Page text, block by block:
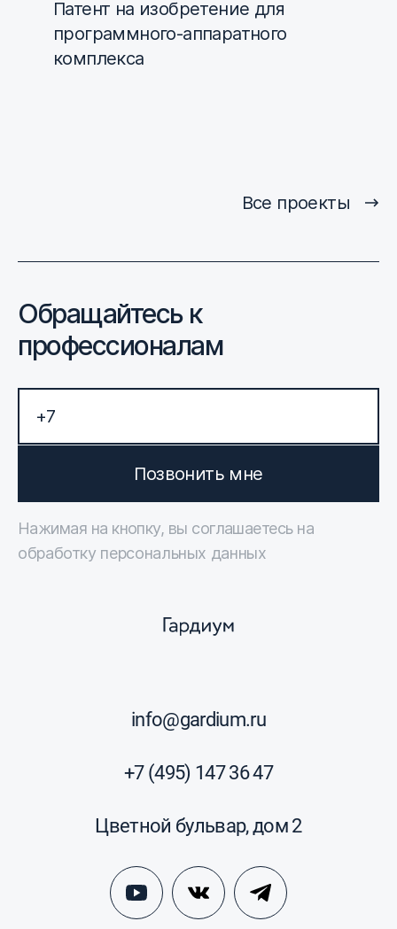
Патент на изобретение для
программного-аппаратного
комплекса
Все проекты
Обращайтесь к
профессионалам
Позвонить мне
Нажимая на кнопку, вы соглашаетесь на
обработку персональных данных
info@gardium.ru
+7 (495) 147 36 47
Цветной бульвар, дом 2